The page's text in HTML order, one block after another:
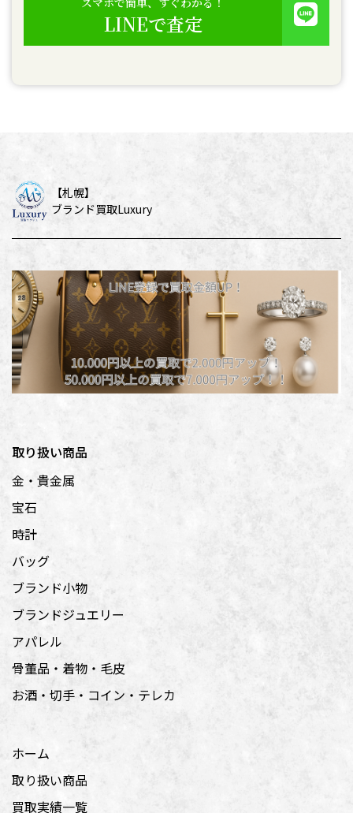
LINEで査定
【札幌】
ブランド買取Luxury
ホーム
取り扱い商品
買取実績一覧
取り扱い商品
金・貴金属
宝石
時計
バッグ
ブランド小物
ブランドジュエリー
アパレル
骨董品・着物・毛皮
お酒・切手・コイン・テレカ